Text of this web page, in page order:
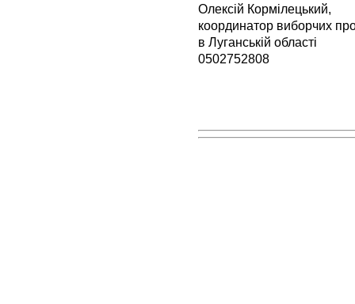
Олексій Кормілецький,
координатор виборчих
в Луганській області
0502752808